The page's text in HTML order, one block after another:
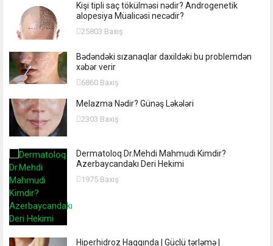
Kişi tipli saç tökülməsi nədir? Androgenetik
alopesiya Müalicəsi necədir?
25803 Baxış
Bədəndəki sızanaqlar daxildəki bu problemdən
xəbər verir
6860 Baxış
Melazma Nədir? Günəş Ləkələri
2303 Baxış
Dermatoloq Dr.Mehdi Mahmudi Kimdir?
Azerbaycandakı Deri Hekimi
1975 Baxış
Hiperhidroz Haqqında | Güclü tərləmə |